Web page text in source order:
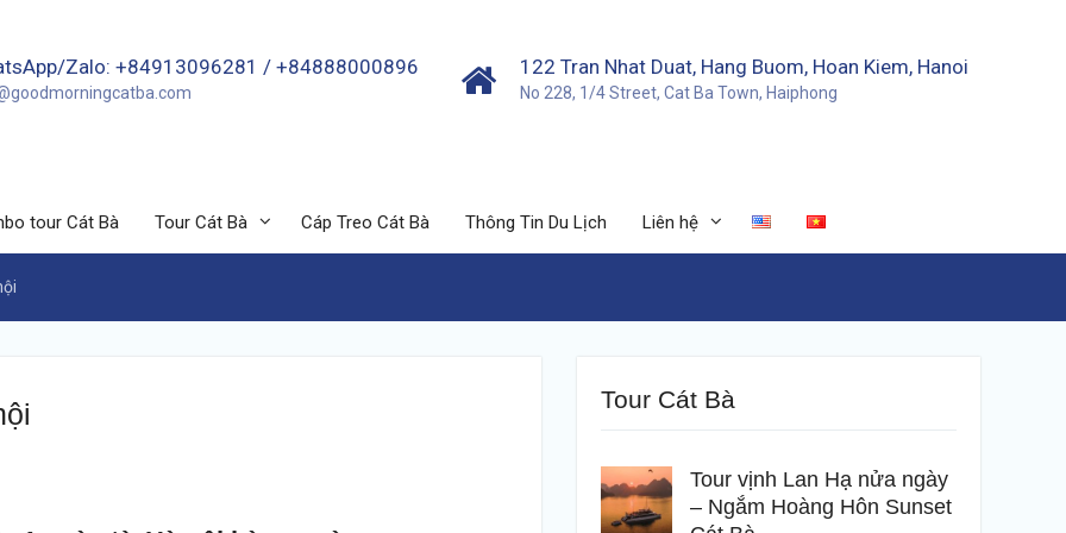
Zalo: +84913096281 / +84888000896 122 Tran Nhat Duat, Hang Buom, Hoan Kiem, Hanoi
No 228, 1/4 Street, Cat Ba Town, Haiphong
tour Cát Bà Tour Cát Bà Cáp Treo Cát Bà Thông Tin Du Lịch Liên hệ
Tour Cát Bà
Tour vịnh Lan Hạ nửa ngày
– Ngắm Hoàng Hôn Sunset